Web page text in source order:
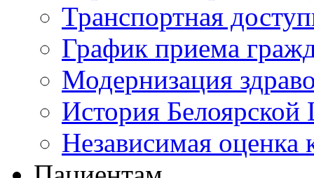
Транспортная
График приема
Модернизация
История
Независимая оценка